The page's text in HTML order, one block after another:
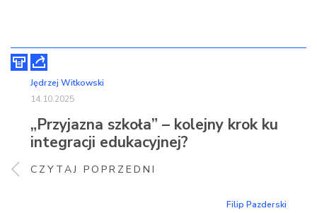
Jędrzej Witkowski
14.10.2025
„Przyjazna szkoła” – kolejny krok ku
integracji edukacyjnej?
CZYTAJ POPRZEDNI
Filip Pazderski